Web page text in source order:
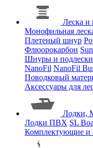
Леска и
Монофильная
Плетеный шнур
Флюорокарбон
Шнуры и
NanoFil NanoFil
Поводковый
Аксессуары для
Лодки,
Лодки ПВХ SL
Комплектующие и